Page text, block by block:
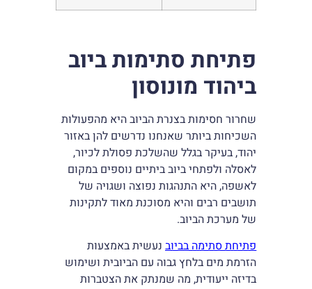
פתיחת סתימות ביוב
ביהוד מונוסון
שחרור חסימות בצנרת הביוב היא מהפעולות
השכיחות ביותר שאנחנו נדרשים להן באזור
יהוד, בעיקר בגלל שהשלכת פסולת לכיור,
לאסלה ולפתחי ביוב ביתיים נוספים במקום
לאשפה, היא התנהגות נפוצה ושגויה של
תושבים רבים והיא מסוכנת מאוד לתקינות
של מערכת הביוב.
פתיחת סתימה בביובנעשית באמצעות
הזרמת מים בלחץ גבוה עם הביובית ושימוש
בדיזה ייעודית, מה שמנתק את הצטברות